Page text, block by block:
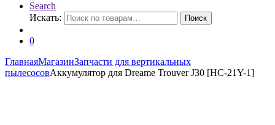
Search
Искать:
Поиск
0
ГлавнаяМагазинЗапчасти для вертикальных
пылесосовАккумулятор для Dreame Trouver J30 [HC-21Y-1]